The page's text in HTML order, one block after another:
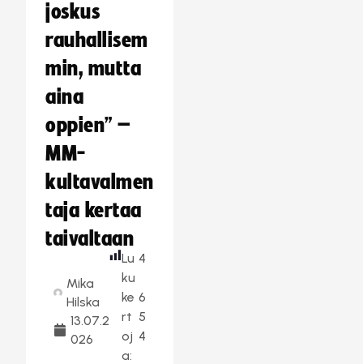
joskus
rauhallisem
min, mutta
aina
oppien” –
MM-
kultavalmen
taja kertaa
taivaltaan
Mika
Hilska
13.07.2
026
Lu
ku
ke
rt
oj
a:
4
6
5
4